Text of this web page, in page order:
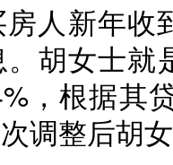
新年收
胡女士
，根据其
调整后胡